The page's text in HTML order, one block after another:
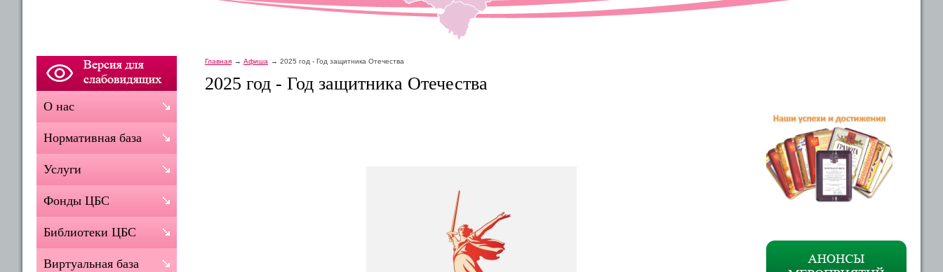
Главная Афиша 2025 год - Год защитника Отечества
2025 год - Год защитника Отечества
О нас
Нормативная база
Услуги
Фонды ЦБС
Библиотеки ЦБС
Виртуальная база